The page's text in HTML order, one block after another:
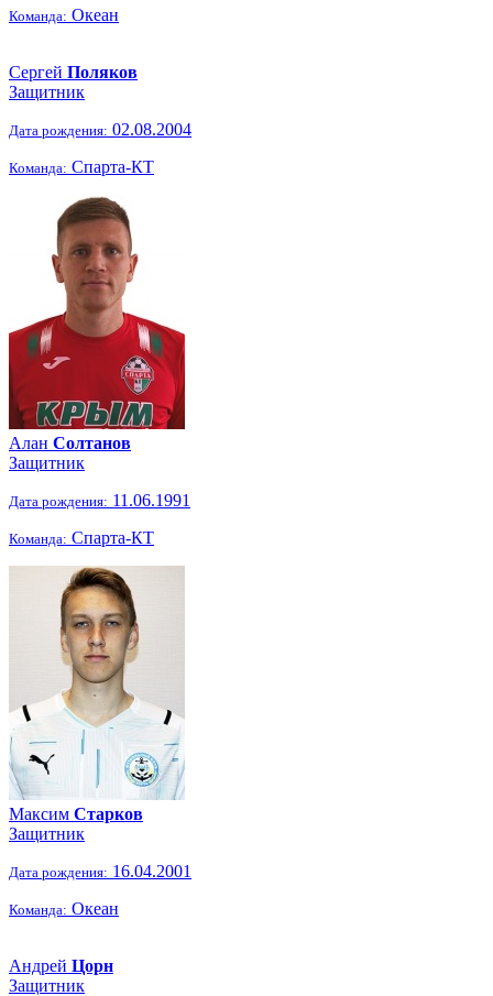
Команда: Океан
Сергей Поляков
Защитник
Дата рождения: 02.08.2004
Команда: Спарта-КТ
Алан Солтанов
Защитник
Дата рождения: 11.06.1991
Команда: Спарта-КТ
Максим Старков
Защитник
Дата рождения: 16.04.2001
Команда: Океан
Андрей Цорн
Защитник